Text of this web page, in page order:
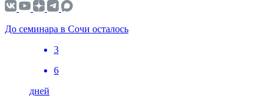
До семинара в Сочи осталось
3
6
дней